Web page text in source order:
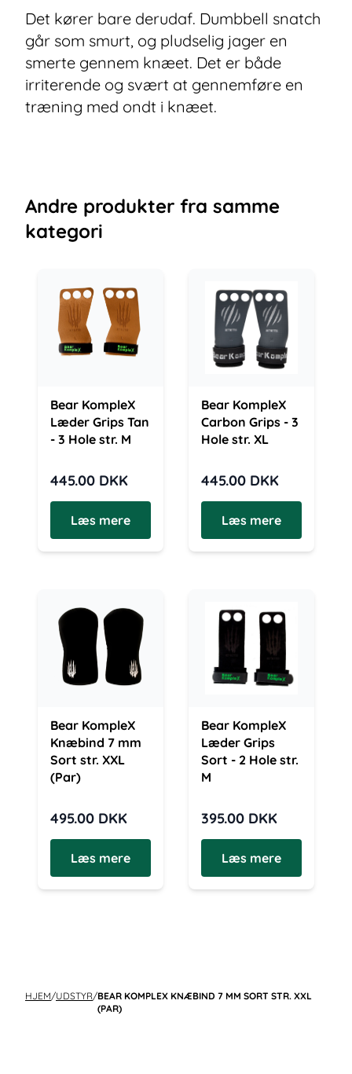
Det kører bare derudaf. Dumbbell snatch
går som smurt, og pludselig jager en
smerte gennem knæet. Det er både
irriterende og svært at gennemføre en
træning med ondt i knæet.
Andre produkter fra samme
kategori
Bear KompleX
Læder Grips Tan
- 3 Hole str. M
445.00 DKK
Læs mere
Bear KompleX
Carbon Grips - 3
Hole str. XL
445.00 DKK
Læs mere
Bear KompleX
Knæbind 7 mm
Sort str. XXL
(Par)
495.00 DKK
Læs mere
Bear KompleX
Læder Grips
Sort - 2 Hole str.
M
395.00 DKK
Læs mere
HJEM/UDSTYR/BEAR KOMPLEX KNÆBIND 7 MM SORT STR. XXL
(PAR)